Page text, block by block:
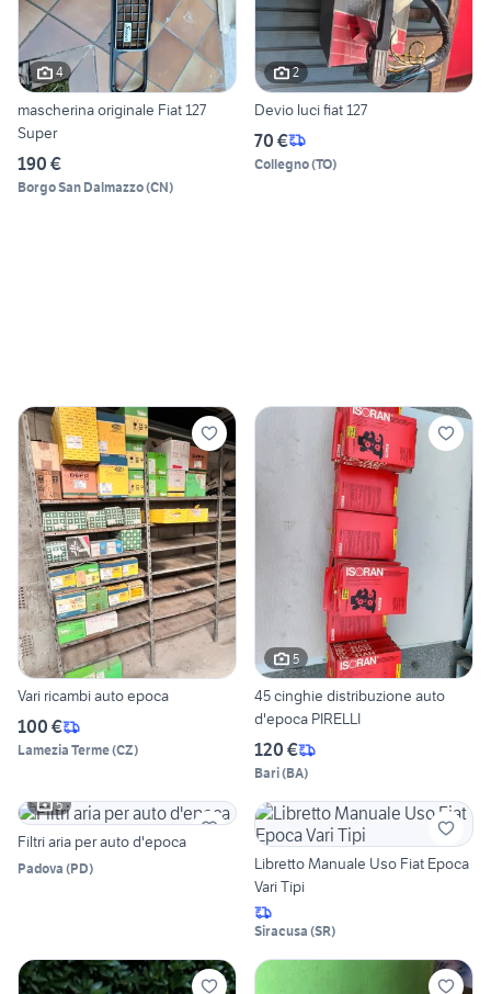
4
mascherina originale Fiat 127
Super
190 €
Borgo San Dalmazzo(CN)
2
Devio luci fiat 127
70 €
Collegno(TO)
Vari ricambi auto epoca
100 €
Lamezia Terme(CZ)
5
45 cinghie distribuzione auto
d'epoca PIRELLI
120 €
Bari(BA)
5
Filtri aria per auto d'epoca
Padova (PD)
Libretto Manuale Uso Fiat Epoca
Vari Tipi
Siracusa (SR)